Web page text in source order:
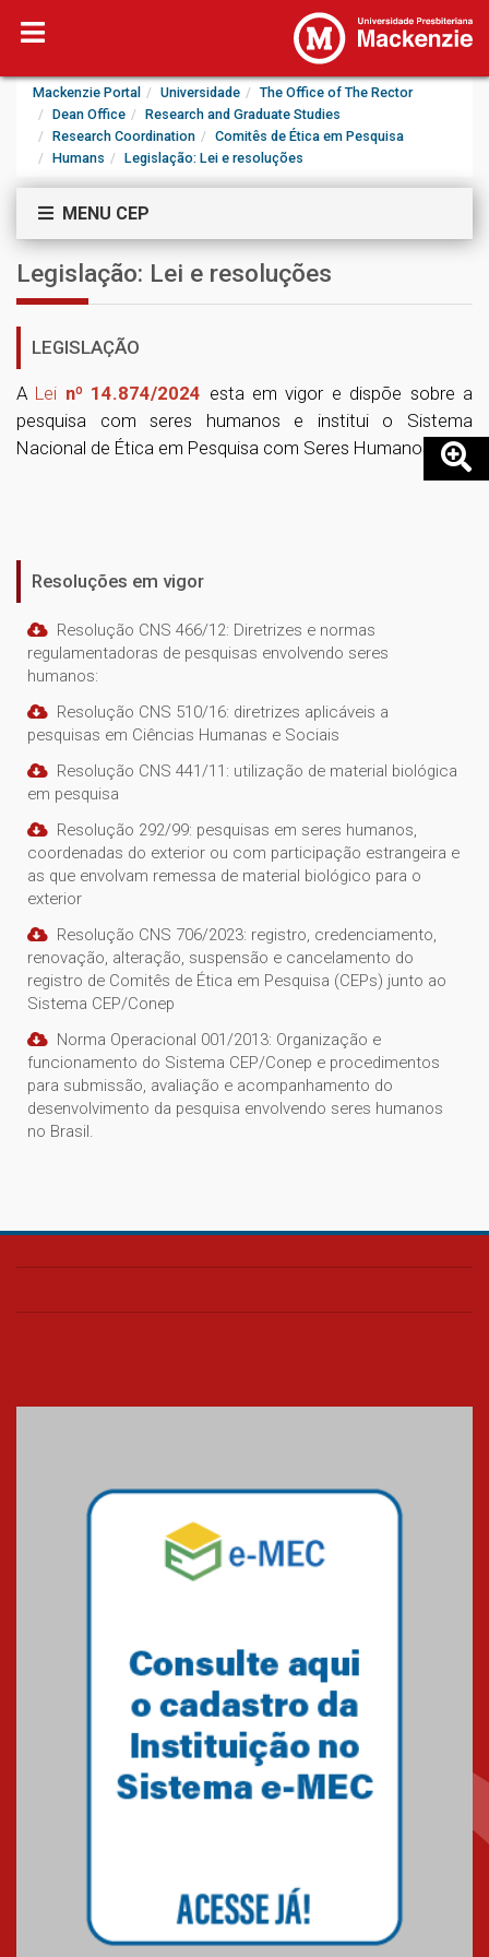
Mackenzie Portal Universidade
The Office of The Rector
Dean Office
Research and Graduate Studies
Research Coordination
Comitês de Ética em Pesquisa
Humans
Legislação: Lei e resoluções
MENU CEP
Legislação: Lei e resoluções
LEGISLAÇÃO
A Lei nº 14.874/2024 esta em vigor e dispõe sobre a
pesquisa com seres humanos e institui o Sistema
Nacional de Ética em Pesquisa com Seres Humanos.
Resoluções em vigor
Resolução CNS 466/12: Diretrizes e normas
regulamentadoras de pesquisas envolvendo seres
humanos:
Resolução CNS 510/16: diretrizes aplicáveis a
pesquisas em Ciências Humanas e Sociais
Resolução CNS 441/11: utilização de material biológica
em pesquisa
Resolução 292/99: pesquisas em seres humanos,
coordenadas do exterior ou com participação estrangeira e
as que envolvam remessa de material biológico para o
exterior
Resolução CNS 706/2023: registro, credenciamento,
renovação, alteração, suspensão e cancelamento do
registro de Comitês de Ética em Pesquisa (CEPs) junto ao
Sistema CEP/Conep
Norma Operacional 001/2013: Organização e
funcionamento do Sistema CEP/Conep e procedimentos
para submissão, avaliação e acompanhamento do
desenvolvimento da pesquisa envolvendo seres humanos
no Brasil.